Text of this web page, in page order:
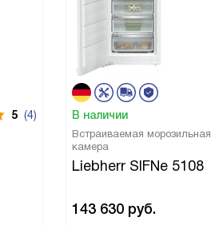
5 (4) В наличии
Встраиваемая морозильная
камера
Liebherr SIFNe 5108
143 630 руб.